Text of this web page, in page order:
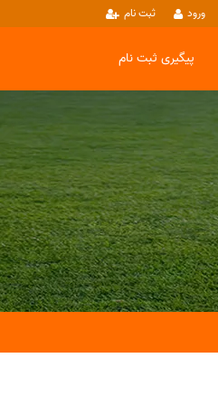
ثبت نام ورود
پیگیری ثبت نام